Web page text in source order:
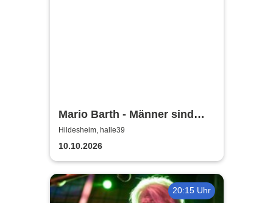
Mario Barth - Männer sind
nichts ohne die Frauen
Hildesheim, halle39
10.10.2026
20:15 Uhr